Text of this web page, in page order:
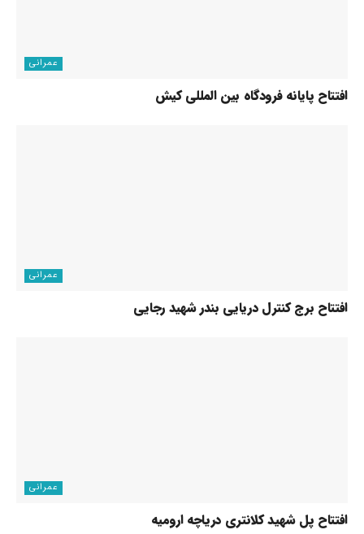
عمرانی
افتتاح پایانه فرودگاه بین المللی کیش
عمرانی
افتتاح برج کنترل دریایی بندر شهید رجایی
عمرانی
افتتاح پل شهید کلانتری دریاچه ارومیه